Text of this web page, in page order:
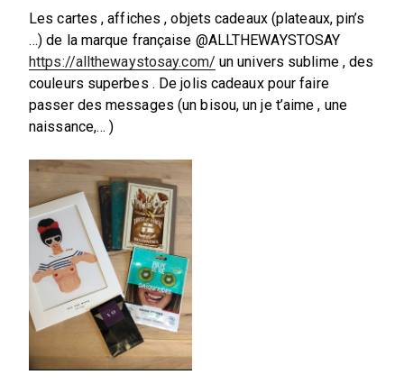
Les cartes , affiches , objets cadeaux (plateaux, pin’s
…) de la marque française @ALLTHEWAYSTOSAY
https://allthewaystosay.com/ un univers sublime , des
couleurs superbes . De jolis cadeaux pour faire
passer des messages (un bisou, un je t’aime , une
naissance,… )